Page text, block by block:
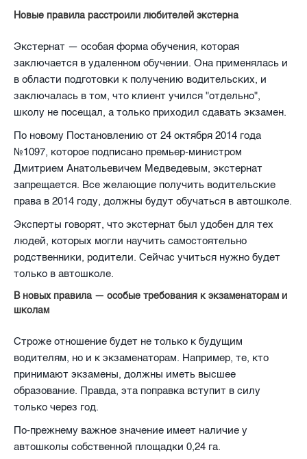
Новые правила расстроили любителей экстерна
Экстернат — особая форма обучения, которая
заключается в удаленном обучении. Она применялась и
в области подготовки к получению водительских, и
заключалась в том, что клиент учился "отдельно",
школу не посещал, а только приходил сдавать экзамен.
По новому Постановлению от 24 октября 2014 года
№1097, которое подписано премьер-министром
Дмитрием Анатольевичем Медведевым, экстернат
запрещается. Все желающие получить водительские
права в 2014 году, должны будут обучаться в автошколе.
Эксперты говорят, что экстернат был удобен для тех
людей, которых могли научить самостоятельно
родственники, родители. Сейчас учиться нужно будет
только в автошколе.
В новых правила — особые требования к экзаменаторам и
школам
Строже отношение будет не только к будущим
водителям, но и к экзаменаторам. Например, те, кто
принимают экзамены, должны иметь высшее
образование. Правда, эта поправка вступит в силу
только через год.
По-прежнему важное значение имеет наличие у
автошколы собственной площадки 0,24 га.